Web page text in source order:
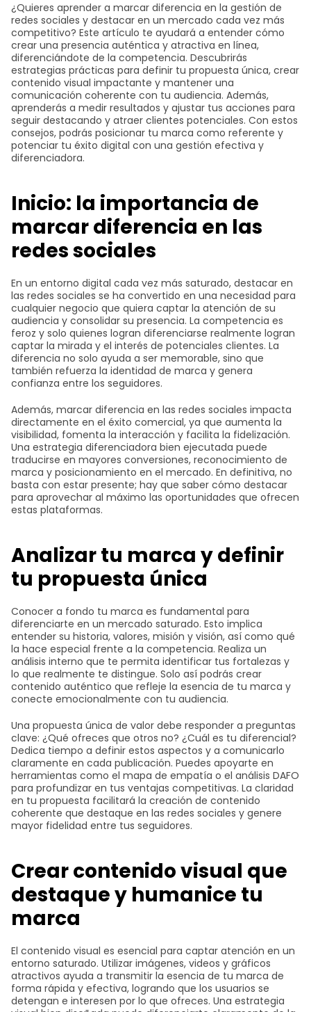
¿Quieres aprender a marcar diferencia en la gestión de
redes sociales y destacar en un mercado cada vez más
competitivo? Este artículo te ayudará a entender cómo
crear una presencia auténtica y atractiva en línea,
diferenciándote de la competencia. Descubrirás
estrategias prácticas para definir tu propuesta única, crear
contenido visual impactante y mantener una
comunicación coherente con tu audiencia. Además,
aprenderás a medir resultados y ajustar tus acciones para
seguir destacando y atraer clientes potenciales. Con estos
consejos, podrás posicionar tu marca como referente y
potenciar tu éxito digital con una gestión efectiva y
diferenciadora.
Inicio: la importancia de
marcar diferencia en las
redes sociales
En un entorno digital cada vez más saturado, destacar en
las redes sociales se ha convertido en una necesidad para
cualquier negocio que quiera captar la atención de su
audiencia y consolidar su presencia. La competencia es
feroz y solo quienes logran diferenciarse realmente logran
captar la mirada y el interés de potenciales clientes. La
diferencia no solo ayuda a ser memorable, sino que
también refuerza la identidad de marca y genera
confianza entre los seguidores.
Además, marcar diferencia en las redes sociales impacta
directamente en el éxito comercial, ya que aumenta la
visibilidad, fomenta la interacción y facilita la fidelización.
Una estrategia diferenciadora bien ejecutada puede
traducirse en mayores conversiones, reconocimiento de
marca y posicionamiento en el mercado. En definitiva, no
basta con estar presente; hay que saber cómo destacar
para aprovechar al máximo las oportunidades que ofrecen
estas plataformas.
Analizar tu marca y definir
tu propuesta única
Conocer a fondo tu marca es fundamental para
diferenciarte en un mercado saturado. Esto implica
entender su historia, valores, misión y visión, así como qué
la hace especial frente a la competencia. Realiza un
análisis interno que te permita identificar tus fortalezas y
lo que realmente te distingue. Solo así podrás crear
contenido auténtico que refleje la esencia de tu marca y
conecte emocionalmente con tu audiencia.
Una propuesta única de valor debe responder a preguntas
clave: ¿Qué ofreces que otros no? ¿Cuál es tu diferencial?
Dedica tiempo a definir estos aspectos y a comunicarlo
claramente en cada publicación. Puedes apoyarte en
herramientas como el mapa de empatía o el análisis DAFO
para profundizar en tus ventajas competitivas. La claridad
en tu propuesta facilitará la creación de contenido
coherente que destaque en las redes sociales y genere
mayor fidelidad entre tus seguidores.
Crear contenido visual que
destaque y humanice tu
marca
El contenido visual es esencial para captar atención en un
entorno saturado. Utilizar imágenes, videos y gráficos
atractivos ayuda a transmitir la esencia de tu marca de
forma rápida y efectiva, logrando que los usuarios se
detengan e interesen por lo que ofreces. Una estrategia